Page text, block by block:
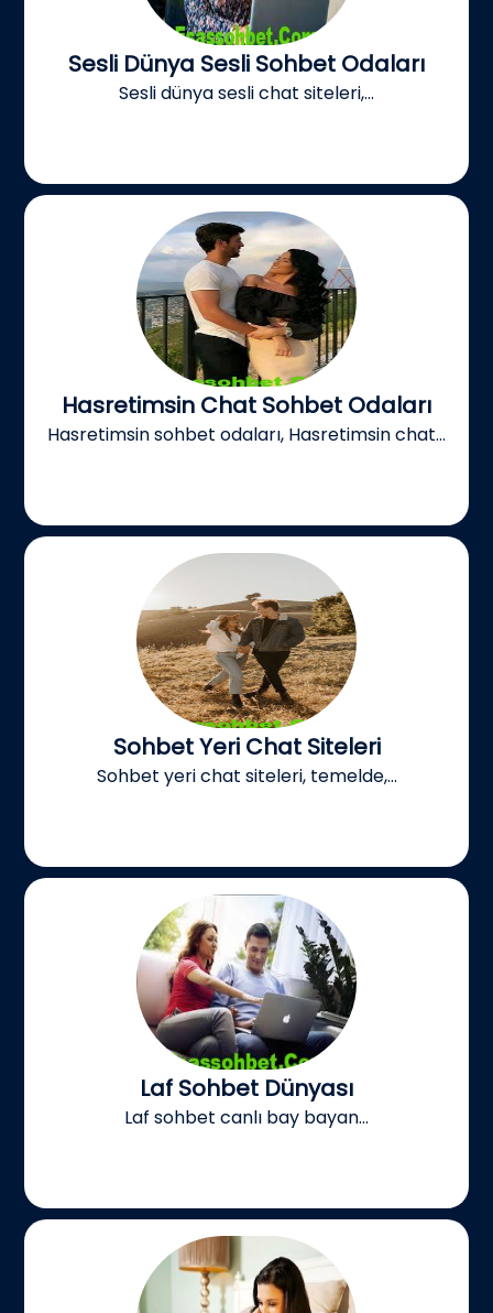
Sesli Dünya Sesli Sohbet Odaları
Sesli dünya sesli chat siteleri,...
Hasretimsin Chat Sohbet Odaları
Hasretimsin sohbet odaları, Hasretimsin chat...
Sohbet Yeri Chat Siteleri
Sohbet yeri chat siteleri, temelde,...
Laf Sohbet Dünyası
Laf sohbet canlı bay bayan...